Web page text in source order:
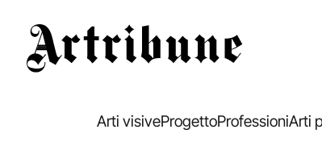
Arti visiveProgettoProfessioniArti